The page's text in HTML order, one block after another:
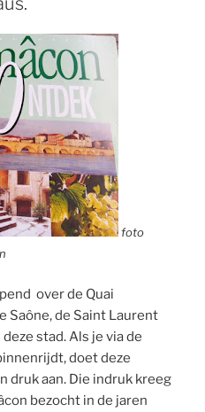
foto
over de Quai
Saône, de Saint Laurent
stad. Als je via de
doet deze
druk aan. Die indruk kreeg
bezocht in de jaren